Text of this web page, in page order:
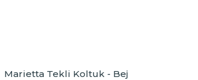
Marietta Tekli Koltuk - Bej